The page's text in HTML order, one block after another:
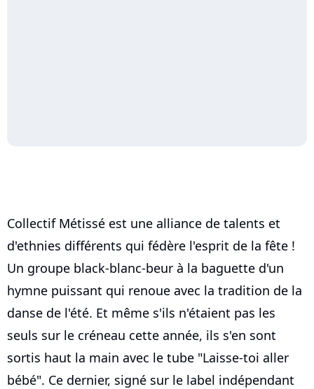
Collectif Métissé est une alliance de talents et
d'ethnies différents qui fédère l'esprit de la fête !
Un groupe black-blanc-beur à la baguette d'un
hymne puissant qui renoue avec la tradition de la
danse de l'été. Et même s'ils n'étaient pas les
seuls sur le créneau cette année, ils s'en sont
sortis haut la main avec le tube "Laisse-toi aller
bébé". Ce dernier, signé sur le label indépendant